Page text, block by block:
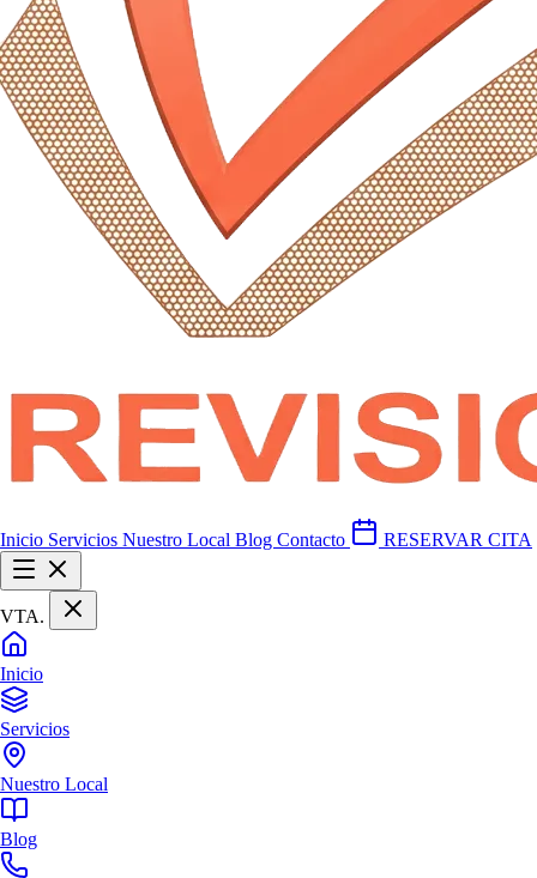
Inicio Servicios Nuestro Local Blog Contacto RESERVAR CITA
VTA.
Inicio
Servicios
Nuestro Local
Blog